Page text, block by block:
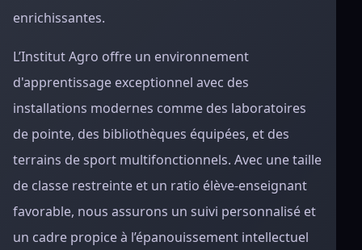
enrichissantes.
L’Institut Agro offre un environnement
d'apprentissage exceptionnel avec des
installations modernes comme des laboratoires
de pointe, des bibliothèques équipées, et des
terrains de sport multifonctionnels. Avec une taille
de classe restreinte et un ratio élève-enseignant
favorable, nous assurons un suivi personnalisé et
un cadre propice à l’épanouissement intellectuel